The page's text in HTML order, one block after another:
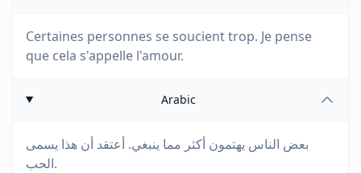
Certaines personnes se soucient trop. Je pense
que cela s'appelle l'amour.
Arabic
بعض الناس يهتمون أكثر مما ينبغي. أعتقد أن هذا يسمى
الحب.